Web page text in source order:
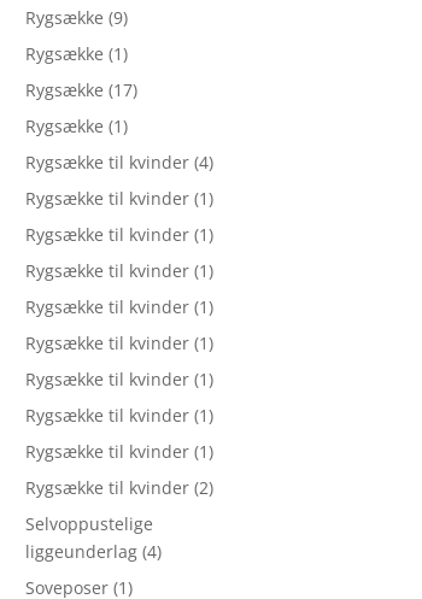
Rygsække (9)
Rygsække (1)
Rygsække (17)
Rygsække (1)
Rygsække til kvinder (4)
Rygsække til kvinder (1)
Rygsække til kvinder (1)
Rygsække til kvinder (1)
Rygsække til kvinder (1)
Rygsække til kvinder (1)
Rygsække til kvinder (1)
Rygsække til kvinder (1)
Rygsække til kvinder (1)
Rygsække til kvinder (2)
Selvoppustelige
liggeunderlag (4)
Soveposer (1)